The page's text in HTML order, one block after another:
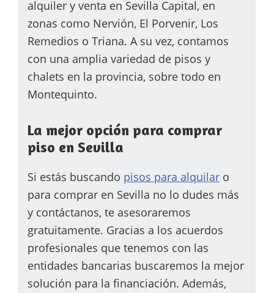
alquiler y venta en Sevilla Capital, en
zonas como Nervión, El Porvenir, Los
Remedios o Triana. A su vez, contamos
con una amplia variedad de pisos y
chalets en la provincia, sobre todo en
Montequinto.
La mejor opción para comprar
piso en Sevilla
Si estás buscando pisos para alquilar o
para comprar en Sevilla no lo dudes más
y contáctanos, te asesoraremos
gratuitamente. Gracias a los acuerdos
profesionales que tenemos con las
entidades bancarias buscaremos la mejor
solución para la financiación. Además,